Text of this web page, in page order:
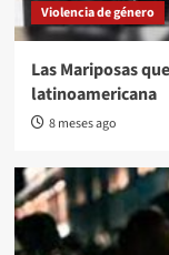
Violencia de género
Las Mariposas
latinoamericana
8 meses ago